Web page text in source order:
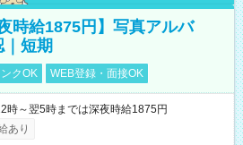
時給1875円】写真アルバ
短期
クOK WEB登録・面接OK
時～翌5時までは深夜時給1875円
あり